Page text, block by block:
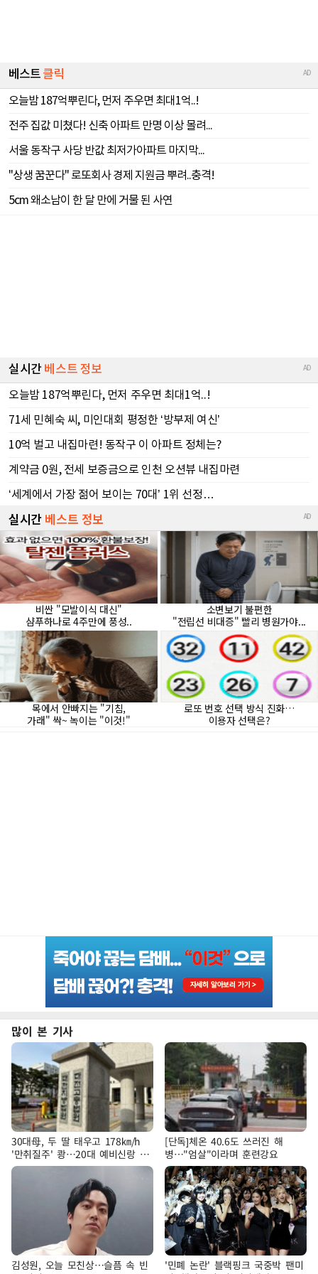
많이 본 기사
30대母, 두 딸 태우고 178㎞/h
'만취질주' 쾅…20대 예비신랑 참
변
[단독]체온 40.6도 쓰러진 해
병…"엄살"이라며 훈련강요
김성원, 오늘 모친상…슬픔 속 빈
'민폐 논란' 블랙핑크 국중박 팬미